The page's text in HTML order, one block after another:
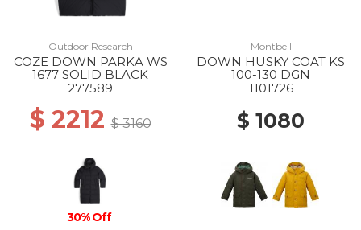
Outdoor Research
COZE DOWN PARKA WS
1677 SOLID BLACK
277589
$ 2212$ 3160
30% Off
Montbell
DOWN HUSKY COAT KS
100-130 DGN
1101726
$ 1080